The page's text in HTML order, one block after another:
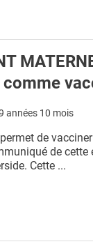
comme
années 10 mois
de
de cette
Cette ...